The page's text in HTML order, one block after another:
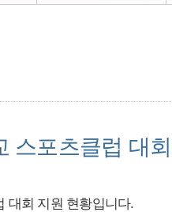
스포츠클럽 대
대회 지원 현황입니다.